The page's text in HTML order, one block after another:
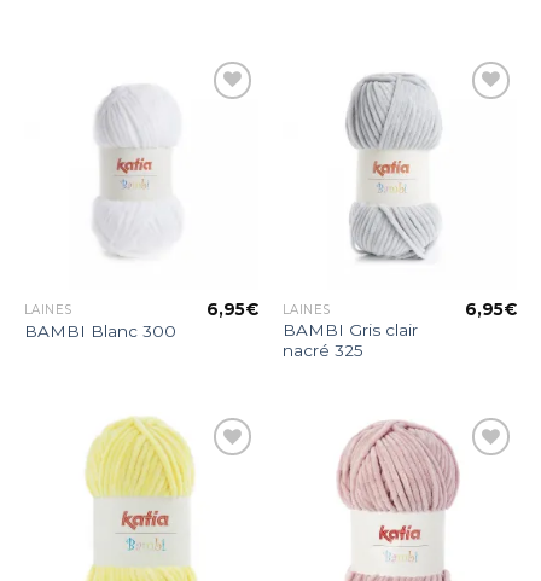
LAINES
BAMBI Blanc 300
6,95€ LAINES
BAMBI Gris clair
nacré 325
6,95€
Ajouter
à la liste
Ajouter
à la liste
d’envies